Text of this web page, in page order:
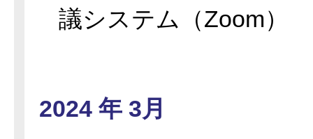
議システム（Zoom）
2024 年 3月